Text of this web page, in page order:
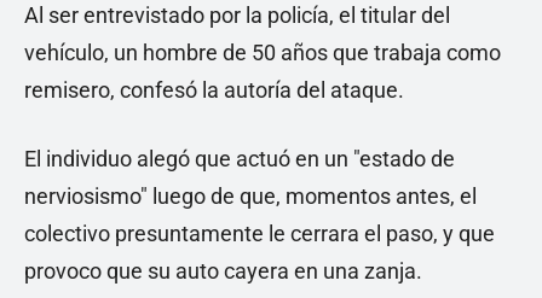
Al ser entrevistado por la policía, el titular del
vehículo, un hombre de 50 años que trabaja como
remisero, confesó la autoría del ataque.
El individuo alegó que actuó en un "estado de
nerviosismo" luego de que, momentos antes, el
colectivo presuntamente le cerrara el paso, y que
provoco que su auto cayera en una zanja.